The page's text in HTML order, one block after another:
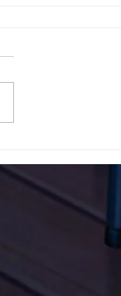
Τώρα. Με σύνθημα
Τώρα" όλα τα σχολεία
ενώνουν τις
τους ενάντια στο